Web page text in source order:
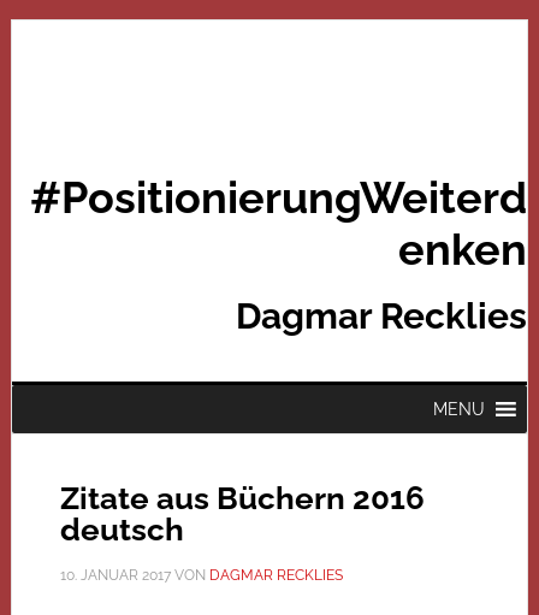
#PositionierungWeiterd
enken
Dagmar Recklies
MENU
Zitate aus Büchern 2016
deutsch
10. JANUAR 2017VON DAGMAR RECKLIES